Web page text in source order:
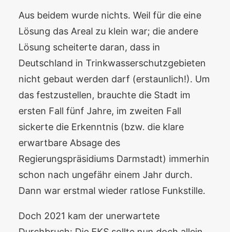
Aus beidem wurde nichts. Weil für die eine
Lösung das Areal zu klein war; die andere
Lösung scheiterte daran, dass in
Deutschland in Trinkwasserschutzgebieten
nicht gebaut werden darf (erstaunlich!). Um
das festzustellen, brauchte die Stadt im
ersten Fall fünf Jahre, im zweiten Fall
sickerte die Erkenntnis (bzw. die klare
erwartbare Absage des
Regierungspräsidiums Darmstadt) immerhin
schon nach ungefähr einem Jahr durch.
Dann war erstmal wieder ratlose Funkstille.
Doch 2021 kam der unerwartete